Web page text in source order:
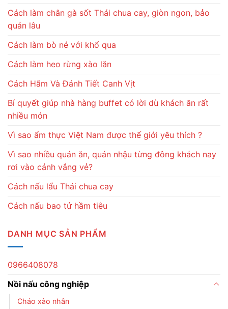
Cách làm chân gà sốt Thái chua cay, giòn ngon, bảo
quản lâu
Cách làm bò né với khổ qua
Cách làm heo rừng xào lăn
Cách Hãm Và Đánh Tiết Canh Vịt
Bí quyết giúp nhà hàng buffet có lời dù khách ăn rất
nhiều món
Vì sao ẩm thực Việt Nam được thế giới yêu thích ?
Vì sao nhiều quán ăn, quán nhậu từng đông khách nay
rơi vào cảnh vắng vẻ?
Cách nấu lẩu Thái chua cay
Cách nấu bao tử hầm tiêu
DANH MỤC SẢN PHẨM
0966408078
Nồi nấu công nghiệp
Chảo xào nhân